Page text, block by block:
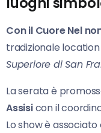
Con il Cuore Nel
tradizionale
Superiore di San
La serata è
Assisicon il
Lo show è